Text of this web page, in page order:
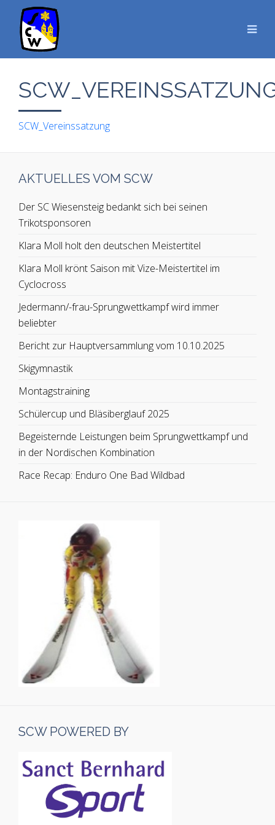
SCW_Vereinssatzung
AKTUELLES VOM SCW
Der SC Wiesensteig bedankt sich bei seinen
Trikotsponsoren
Klara Moll holt den deutschen Meistertitel
Klara Moll krönt Saison mit Vize-Meistertitel im
Cyclocross
Jedermann/-frau-Sprungwettkampf wird immer
beliebter
Bericht zur Hauptversammlung vom 10.10.2025
Skigymnastik
Montagstraining
Schülercup und Bläsiberglauf 2025
Begeisternde Leistungen beim Sprungwettkampf und
in der Nordischen Kombination
Race Recap: Enduro One Bad Wildbad
SCW POWERED BY